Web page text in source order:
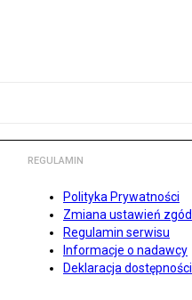
REGULAMIN
Polityka Prywatności
Zmiana ustawień zgód
Regulamin serwisu
Informacje o nadawcy
Deklaracja dostępności